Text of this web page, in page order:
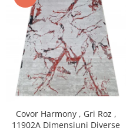
Covor Harmony , Gri Roz ,
11902A Dimensiuni Diverse